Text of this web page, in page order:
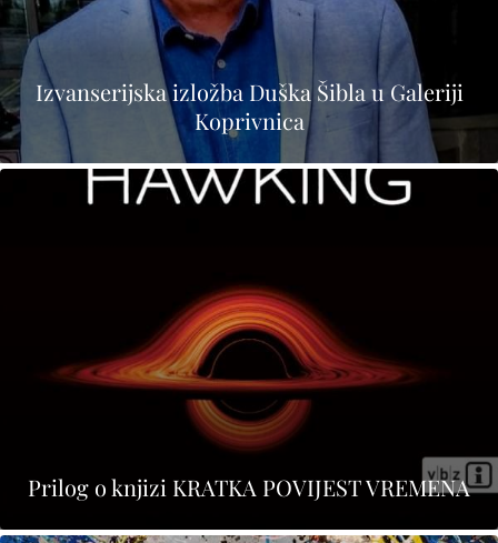
Izvanserijska izložba Duška Šibla u Galeriji
Koprivnica
Prilog o knjizi KRATKA POVIJEST VREMENA